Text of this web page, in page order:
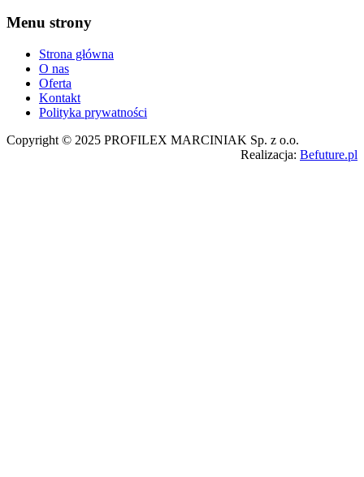
Menu strony
Strona główna
O nas
Oferta
Kontakt
Polityka prywatności
Copyright © 2025 PROFILEX MARCINIAK Sp. z o.o.
Realizacja: Befuture.pl